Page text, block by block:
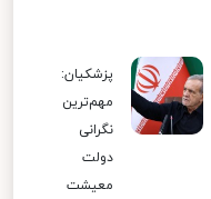
پزشکیان:
مهم‌ترین
نگرانی
دولت
معیشت